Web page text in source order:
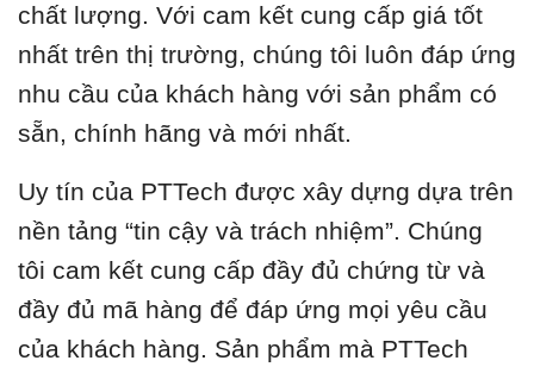
chất lượng. Với cam kết cung cấp giá tốt
nhất trên thị trường, chúng tôi luôn đáp ứng
nhu cầu của khách hàng với sản phẩm có
sẵn, chính hãng và mới nhất.
Uy tín của PTTech được xây dựng dựa trên
nền tảng “tin cậy và trách nhiệm”. Chúng
tôi cam kết cung cấp đầy đủ chứng từ và
đầy đủ mã hàng để đáp ứng mọi yêu cầu
của khách hàng. Sản phẩm mà PTTech